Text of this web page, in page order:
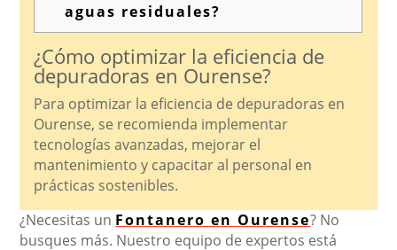
aguas residuales?
¿Cómo optimizar la eficiencia de
depuradoras en Ourense?
Para optimizar la eficiencia de depuradoras en
Ourense, se recomienda implementar
tecnologías avanzadas, mejorar el
mantenimiento y capacitar al personal en
prácticas sostenibles.
¿Necesitas un Fontanero en Ourense? No
busques más. Nuestro equipo de expertos está